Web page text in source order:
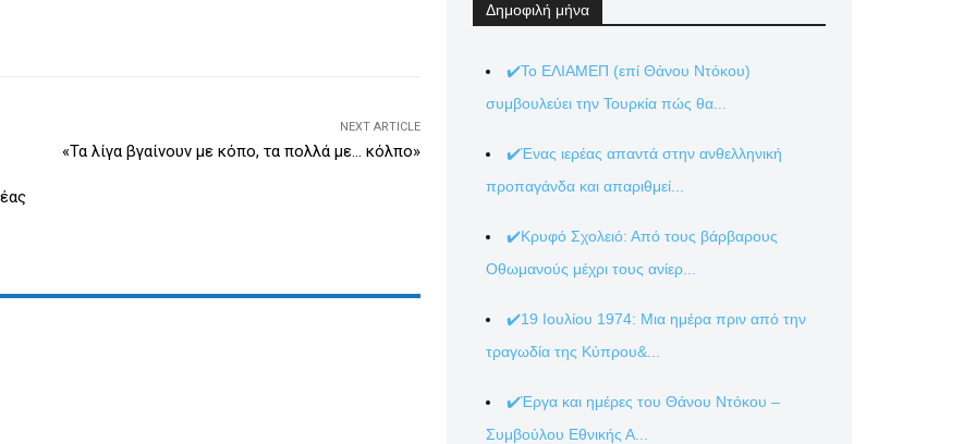
NEXT ARTICLE
«Τα λίγα βγαίνουν με κόπο, τα πολλά με… κόλπο»
Δημοφιλή μήνα
✔️Το ΕΛΙΑΜΕΠ (επί Θάνου Ντόκου)
συμβουλεύει την Τουρκία πώς θα...
✔️Ένας ιερέας απαντά στην ανθελληνική
προπαγάνδα και απαριθμεί...
✔️Κρυφό Σχολειό: Από τους βάρβαρους
Οθωμανούς μέχρι τους ανίερ...
✔️19 Ιουλίου 1974: Μια ημέρα πριν από την
τραγωδία της Κύπρου&...
✔️Έργα και ημέρες του Θάνου Ντόκου –
Συμβούλου Εθνικής Α...